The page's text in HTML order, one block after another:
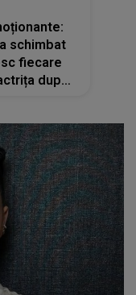
schimbat
fiecare
după